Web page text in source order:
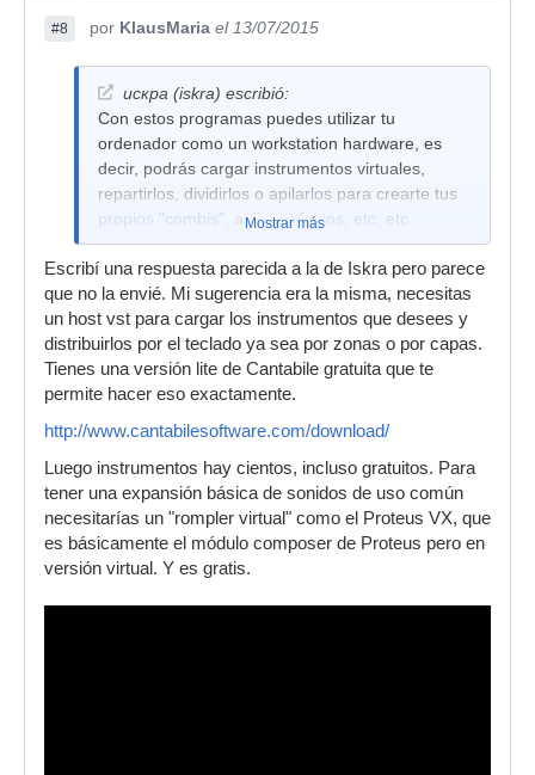
#8 por KlausMaria el 13/07/2015
искра (iskra) escribió:
Con estos programas puedes utilizar tu
ordenador como un workstation hardware, es
decir, podrás cargar instrumentos virtuales,
repartirlos, dividirlos o apilarlos para crearte tus
propios "combis", aplicar efectos, etc, etc.
Mostrar más
Escribí una respuesta parecida a la de Iskra pero parece
que no la envié. Mi sugerencia era la misma, necesitas
un host vst para cargar los instrumentos que desees y
distribuirlos por el teclado ya sea por zonas o por capas.
Tienes una versión lite de Cantabile gratuita que te
permite hacer eso exactamente.
http://www.cantabilesoftware.com/download/
Luego instrumentos hay cientos, incluso gratuitos. Para
tener una expansión básica de sonidos de uso común
necesitarías un "rompler virtual" como el Proteus VX, que
es básicamente el módulo composer de Proteus pero en
versión virtual. Y es gratis.